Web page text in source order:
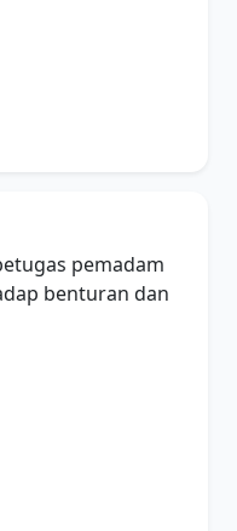
pemadam
benturan dan